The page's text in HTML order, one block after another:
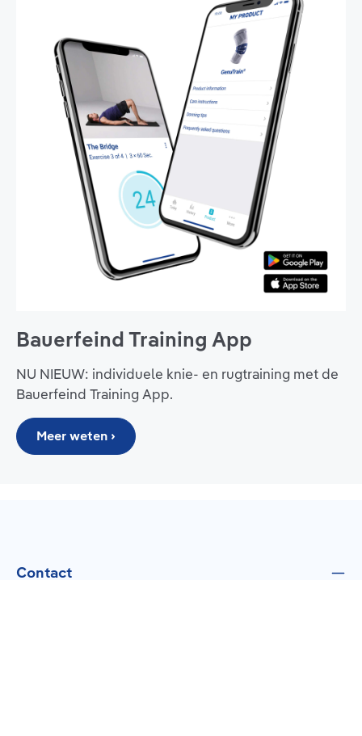
Bauerfeind Training App
NU NIEUW: individuele knie- en rugtraining met de
Bauerfeind Training App.
Meer weten ›
Contact